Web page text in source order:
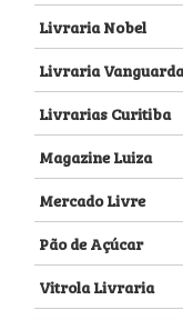
Livraria Nobel
Livraria Vanguarda
Livrarias Curitiba
Magazine Luiza
Mercado Livre
Pão de Açúcar
Vitrola Livraria